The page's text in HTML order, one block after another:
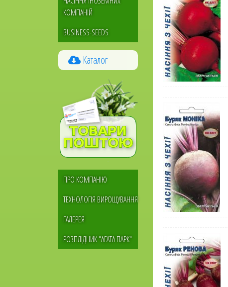
КОМПАНІЙ
BUSINESS-SEEDS
Каталог
Меню
ПРО КОМПАНІЮ
ТЕХНОЛОГІЯ ВИРОЩУВАННЯ
ГАЛЕРЕЯ
РОЗПЛІДНИК "АГАТА ПАРК"